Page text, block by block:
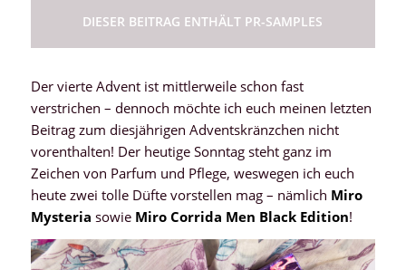
DIESER BEITRAG ENTHÄLT PR-SAMPLES
Der vierte Advent ist mittlerweile schon fast
verstrichen – dennoch möchte ich euch meinen letzten
Beitrag zum diesjährigen Adventskränzchen nicht
vorenthalten! Der heutige Sonntag steht ganz im
Zeichen von Parfum und Pflege, weswegen ich euch
heute zwei tolle Düfte vorstellen mag – nämlich Miro
Mysteria sowie Miro Corrida Men Black Edition!